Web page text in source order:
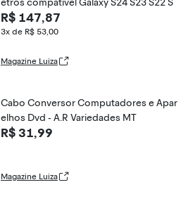
etros compatível Galaxy S24 S23 S22 S
R$ 147,87
3x de R$ 53,00
Magazine Luiza
Cabo Conversor Computadores e Apar
elhos Dvd - A.R Variedades MT
R$ 31,99
Magazine Luiza